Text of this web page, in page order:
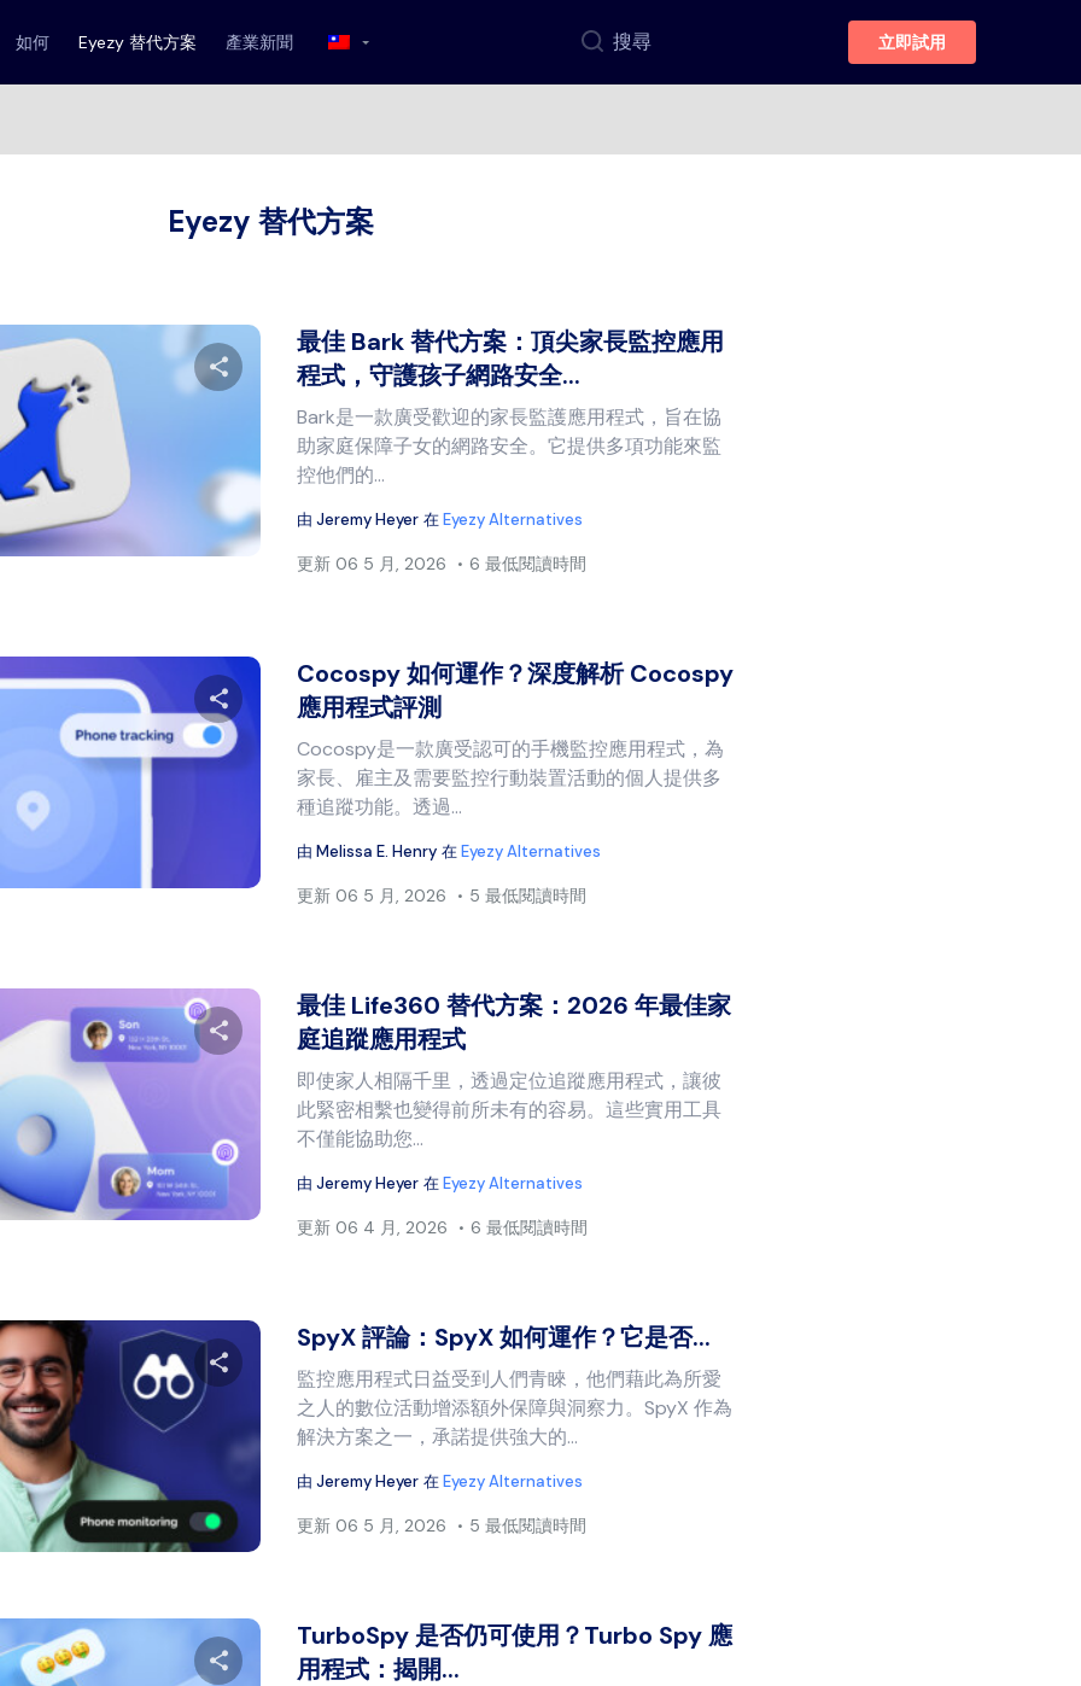
如何 Eyezy 替代方案 產業新聞 搜尋 立即試用
Eyezy 替代方案
分享本文
推特 臉書 複製連結
最佳 Bark 替代方案：頂尖家長監控應用
程式，守護孩子網路安全...
Bark是一款廣受歡迎的家長監護應用程式，旨在協
助家庭保障子女的網路安全。它提供多項功能來監
控他們的...
由Jeremy Heyer 在Eyezy Alternatives
更新 06 5 月, 2026 6 最低閱讀時間
分享本文
臉書 複製連結
Cocospy 如何運作？深度解析 Cocospy
應用程式評測
Cocospy是一款廣受認可的手機監控應用程式，為
家長、雇主及需要監控行動裝置活動的個人提供多
種追蹤功能。透過...
由Melissa E. Henry 在Eyezy Alternatives
更新 06 5 月, 2026 5 最低閱讀時間
分享本文
臉書 複製連結
最佳 Life360 替代方案：2026 年最佳家
庭追蹤應用程式
即使家人相隔千里，透過定位追蹤應用程式，讓彼
此緊密相繫也變得前所未有的容易。這些實用工具
不僅能協助您...
由Jeremy Heyer 在Eyezy Alternatives
更新 06 4 月, 2026 6 最低閱讀時間
分享本文
推特 臉書 複製連結
SpyX 評論：SpyX 如何運作？它是否...
監控應用程式日益受到人們青睞，他們藉此為所愛
之人的數位活動增添額外保障與洞察力。SpyX 作為
解決方案之一，承諾提供強大的...
由Jeremy Heyer 在Eyezy Alternatives
更新 06 5 月, 2026 5 最低閱讀時間
TurboSpy 是否仍可使用？Turbo Spy 應
用程式：揭開...